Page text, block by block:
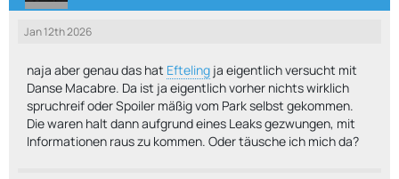
Jan 12th 2026
naja aber genau das hat Efteling ja eigentlich versucht mit
Danse Macabre. Da ist ja eigentlich vorher nichts wirklich
spruchreif oder Spoiler mäßig vom Park selbst gekommen.
Die waren halt dann aufgrund eines Leaks gezwungen, mit
Informationen raus zu kommen. Oder täusche ich mich da?